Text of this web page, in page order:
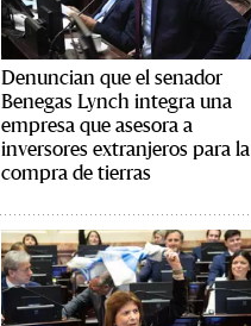
Denuncian que el senador
Benegas Lynch integra una
empresa que asesora a
inversores extranjeros para la
compra de tierras